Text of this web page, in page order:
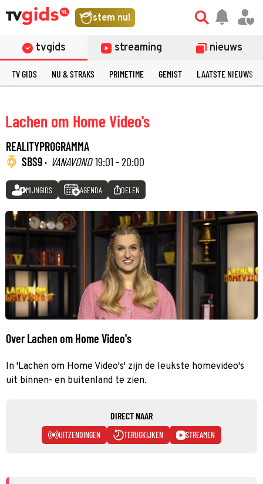
stem nu!
tvgids streaming nieuws
TV GIDS NU & STRAKS PRIMETIME GEMIST LAATSTE NIEUWS
Lachen om Home Video's
REALITYPROGRAMMA
SBS9 · VANAVOND 19:01 - 20:00
MIJNGIDS AGENDA DELEN
Over Lachen om Home Video's
In 'Lachen om Home Video's' zijn de leukste homevideo's
uit binnen- en buitenland te zien.
DIRECT NAAR
UITZENDINGEN TERUGKIJKEN STREAMEN